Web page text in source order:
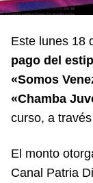
Este lunes 18
pago del
«Somos
«Chamba
curso, a
El monto
Canal Patria